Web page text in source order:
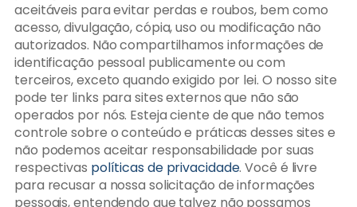
aceitáveis ​​para evitar perdas e roubos, bem como
acesso, divulgação, cópia, uso ou modificação não
autorizados. Não compartilhamos informações de
identificação pessoal publicamente ou com
terceiros, exceto quando exigido por lei. O nosso site
pode ter links para sites externos que não são
operados por nós. Esteja ciente de que não temos
controle sobre o conteúdo e práticas desses sites e
não podemos aceitar responsabilidade por suas
respectivas políticas de privacidade. Você é livre
para recusar a nossa solicitação de informações
pessoais, entendendo que talvez não possamos